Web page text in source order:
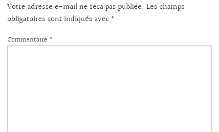
Votre adresse e-mail ne sera pas publiée. Les champs
obligatoires sont indiqués avec *
Commentaire *